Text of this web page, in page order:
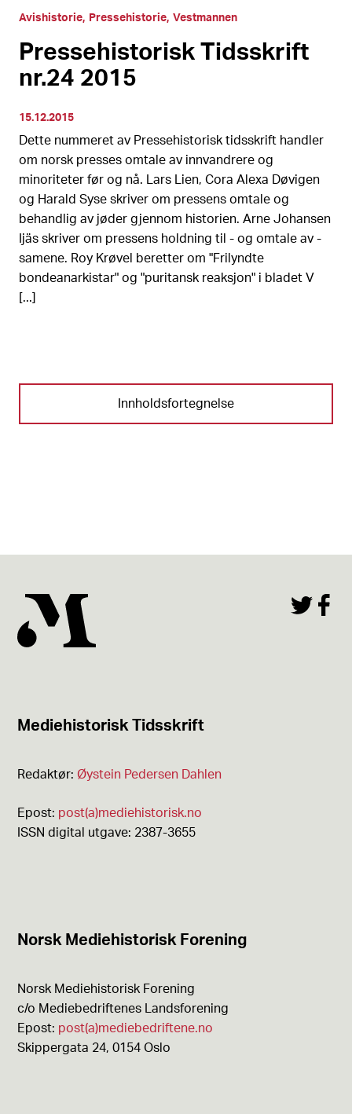
Avishistorie Pressehistorie Vestmannen
Pressehistorisk Tidsskrift
nr.24 2015
15.12.2015
Dette nummeret av Pressehistorisk tidsskrift handler
om norsk presses omtale av innvandrere og
minoriteter før og nå. Lars Lien, Cora Alexa Døvigen
og Harald Syse skriver om pressens omtale og
behandlig av jøder gjennom historien. Arne Johansen
Ijäs skriver om pressens holdning til - og omtale av -
samene. Roy Krøvel beretter om "Frilyndte
bondeanarkistar" og "puritansk reaksjon" i bladet V
[...]
Innholdsfortegnelse
Mediehistorisk Tidsskrift
Redaktør: Øystein Pedersen Dahlen
Epost: post(a)mediehistorisk.no
ISSN digital utgave: 2387-3655
Norsk Mediehistorisk Forening
Norsk Mediehistorisk Forening
c/o Mediebedriftenes Landsforening
Epost: post(a)mediebedriftene.no
Skippergata 24, 0154 Oslo